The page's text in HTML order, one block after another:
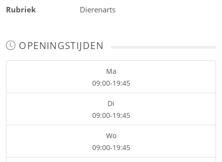
Rubriek
Dierenarts
OPENINGSTIJDEN
Ma
09:00-19:45
Di
09:00-19:45
Wo
09:00-19:45